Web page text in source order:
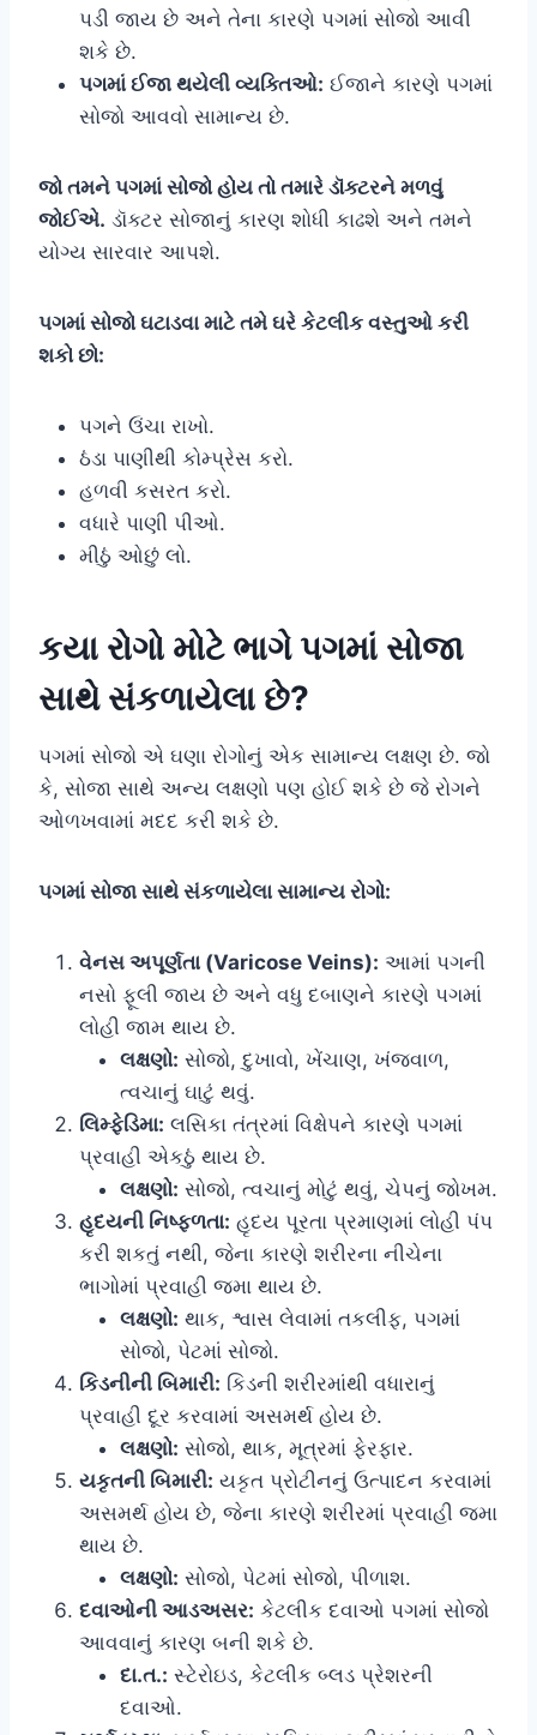
પડી જાય છે અને તેના કારણે પગમાં સોજો આવી
શકે છે.
પગમાં ઈજા થયેલી વ્યક્તિઓ: ઈજાને કારણે પગમાં
સોજો આવવો સામાન્ય છે.
જો તમને પગમાં સોજો હોય તો તમારે ડૉક્ટરને મળવું
જોઈએ. ડૉક્ટર સોજાનું કારણ શોધી કાઢશે અને તમને
યોગ્ય સારવાર આપશે.
પગમાં સોજો ઘટાડવા માટે તમે ઘરે કેટલીક વસ્તુઓ કરી
શકો છો:
પગને ઉંચા રાખો.
ઠંડા પાણીથી કોમ્પ્રેસ કરો.
હળવી કસરત કરો.
વધારે પાણી પીઓ.
મીઠું ઓછું લો.
કયા રોગો મોટે ભાગે પગમાં સોજા
સાથે સંકળાયેલા છે?
પગમાં સોજો એ ઘણા રોગોનું એક સામાન્ય લક્ષણ છે. જો
કે, સોજા સાથે અન્ય લક્ષણો પણ હોઈ શકે છે જે રોગને
ઓળખવામાં મદદ કરી શકે છે.
પગમાં સોજા સાથે સંકળાયેલા સામાન્ય રોગો:
વેનસ અપૂર્ણતા (Varicose Veins): આમાં પગની
નસો ફૂલી જાય છે અને વધુ દબાણને કારણે પગમાં
લોહી જામ થાય છે.
લક્ષણો: સોજો, દુખાવો, ખેંચાણ, ખંજવાળ,
ત્વચાનું ઘાટું થવું.
લિમ્ફેડિમા: લસિકા તંત્રમાં વિક્ષેપને કારણે પગમાં
પ્રવાહી એકઠું થાય છે.
લક્ષણો: સોજો, ત્વચાનું મોટું થવું, ચેપનું જોખમ.
હૃદયની નિષ્ફળતા: હૃદય પૂરતા પ્રમાણમાં લોહી પંપ
કરી શકતું નથી, જેના કારણે શરીરના નીચેના
ભાગોમાં પ્રવાહી જમા થાય છે.
લક્ષણો: થાક, શ્વાસ લેવામાં તકલીફ, પગમાં
સોજો, પેટમાં સોજો.
કિડનીની બિમારી: કિડની શરીરમાંથી વધારાનું
પ્રવાહી દૂર કરવામાં અસમર્થ હોય છે.
લક્ષણો: સોજો, થાક, મૂત્રમાં ફેરફાર.
યકૃતની બિમારી: યકૃત પ્રોટીનનું ઉત્પાદન કરવામાં
અસમર્થ હોય છે, જેના કારણે શરીરમાં પ્રવાહી જમા
થાય છે.
લક્ષણો: સોજો, પેટમાં સોજો, પીળાશ.
દવાઓની આડઅસર: કેટલીક દવાઓ પગમાં સોજો
આવવાનું કારણ બની શકે છે.
દા.ત.: સ્ટેરોઇડ, કેટલીક બ્લડ પ્રેશરની
દવાઓ.